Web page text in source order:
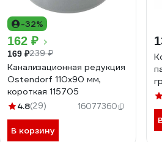
-32%
162 ₽
169 ₽239 ₽
Канализационная редукция
Ostendorf 110х90 мм,
короткая 115705
4.8(29) 16077360
В корзину